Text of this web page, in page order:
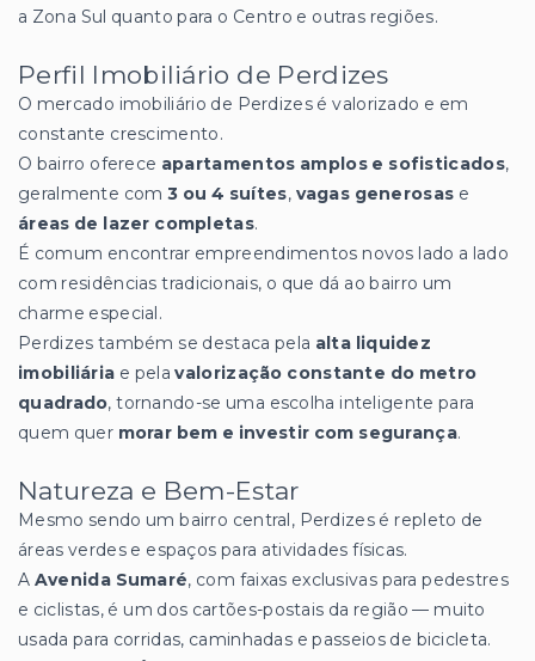
a Zona Sul quanto para o Centro e outras regiões.
Perfil Imobiliário de Perdizes
O mercado imobiliário de Perdizes é valorizado e em
constante crescimento.
O bairro oferece apartamentos amplos e sofisticados,
geralmente com3 ou 4 suítes, vagas generosas e
áreas de lazer completas.
É comum encontrar empreendimentos novos lado a lado
com residências tradicionais, o que dá ao bairro um
charme especial.
Perdizes também se destaca pela alta liquidez
imobiliária e pelavalorização constante do metro
quadrado, tornando-se uma escolha inteligente para
quem quer morar bem e investir com segurança.
Natureza e Bem-Estar
Mesmo sendo um bairro central, Perdizes é repleto de
áreas verdes e espaços para atividades físicas.
A Avenida Sumaré, com faixas exclusivas para pedestres
e ciclistas, é um dos cartões-postais da região — muito
usada para corridas, caminhadas e passeios de bicicleta.